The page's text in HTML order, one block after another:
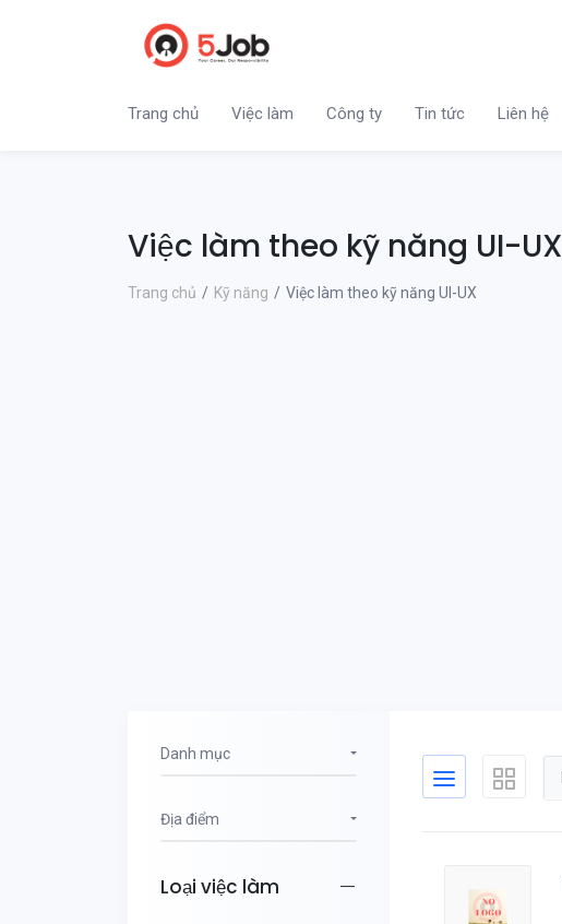
Trang chủ Việc làm Công ty Tin tức Liên hệ
Việc làm theo kỹ năng UI-UX
Trang chủ Kỹ năng Việc làm theo kỹ năng UI-UX
Danh mục
Địa điểm
Loại việc làm